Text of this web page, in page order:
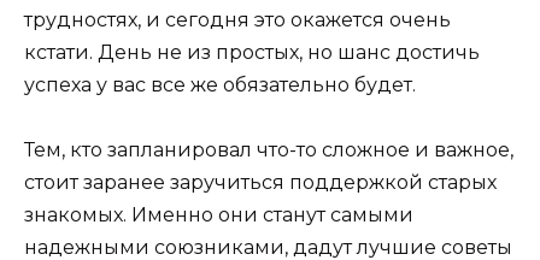
трудностях, и сегодня это окажется очень
кстати. День не из простых, но шанс достичь
успеха у вас все же обязательно будет.
Тем, кто запланировал что-то сложное и важное,
стоит заранее заручиться поддержкой старых
знакомых. Именно они станут самыми
надежными союзниками, дадут лучшие советы